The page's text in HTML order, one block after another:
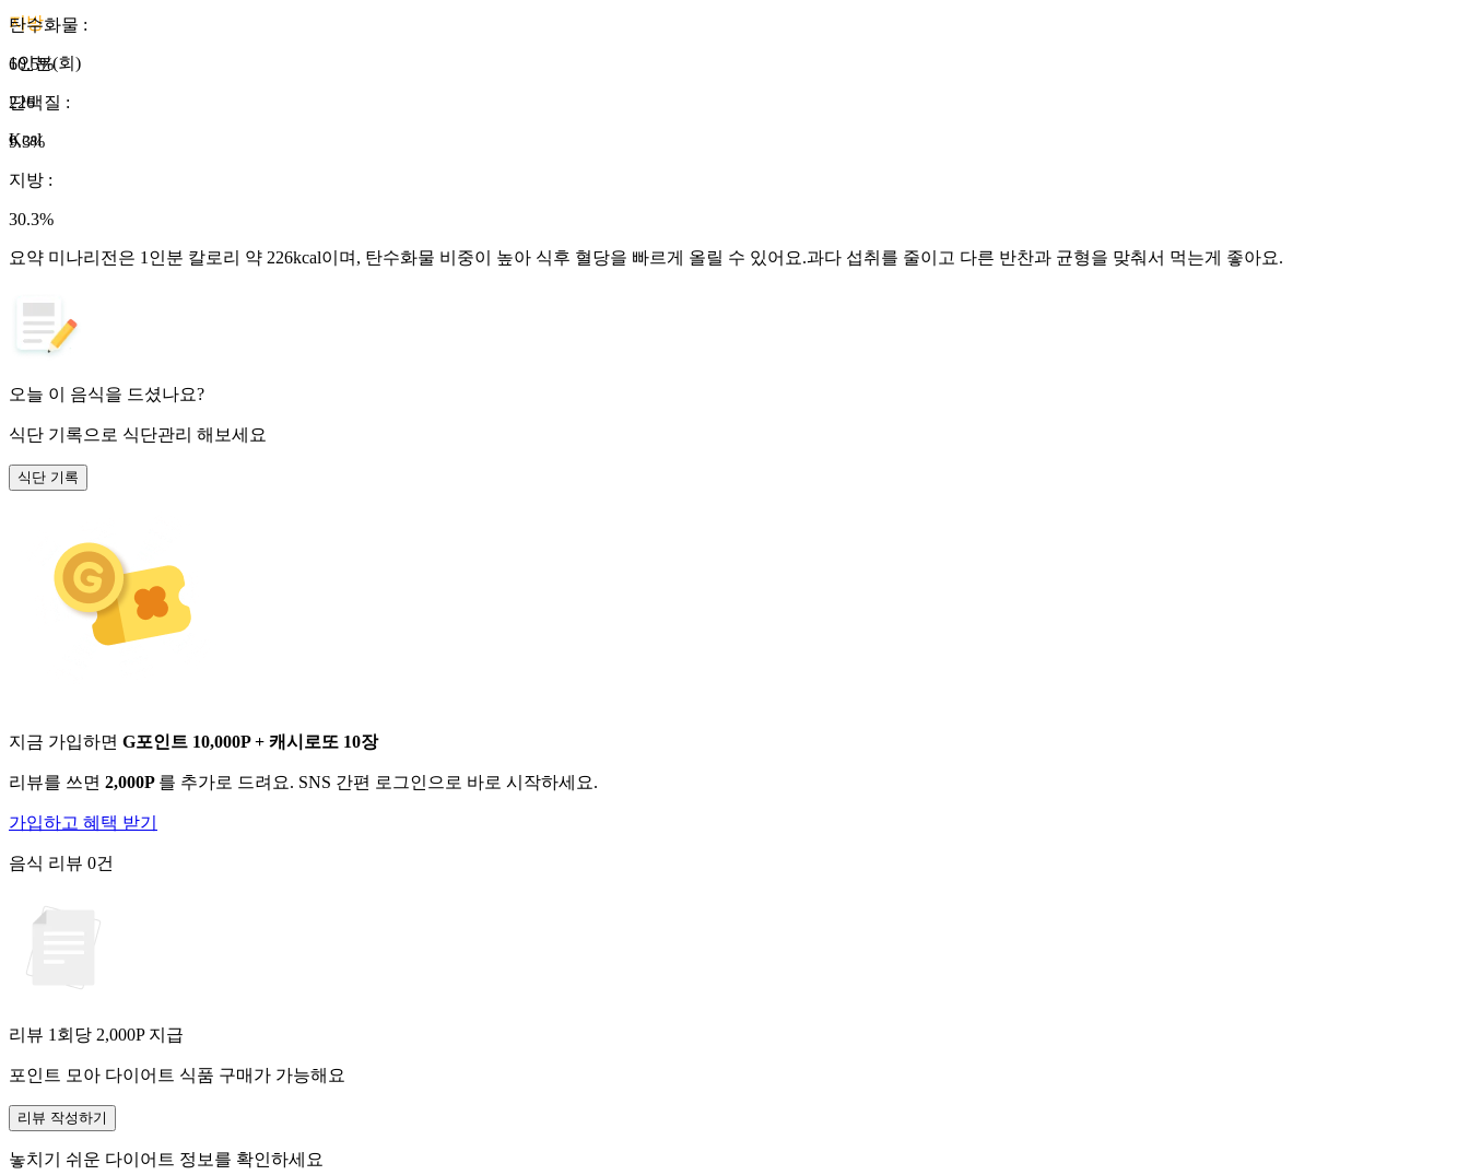
지방
1인분(회)
226
Kcal
탄수화물 :
60.5%
단백질 :
9.3%
지방 :
30.3%
요약 미나리전은 1인분 칼로리 약 226kcal이며, 탄수화물 비중이 높아 식후 혈당을 빠르게 올릴 수 있어요.과다 섭취를 줄이고 다른 반찬과 균형을 맞춰서 먹는게 좋아요.
오늘 이 음식을 드셨나요?
식단 기록으로 식단관리 해보세요
식단 기록
지금 가입하면 G포인트 10,000P + 캐시로또 10장
리뷰를 쓰면 2,000P 를 추가로 드려요. SNS 간편 로그인으로 바로 시작하세요.
가입하고 혜택 받기
음식 리뷰 0건
리뷰 1회당 2,000P 지급
포인트 모아 다이어트 식품 구매가 가능해요
리뷰 작성하기
놓치기 쉬운 다이어트 정보를 확인하세요